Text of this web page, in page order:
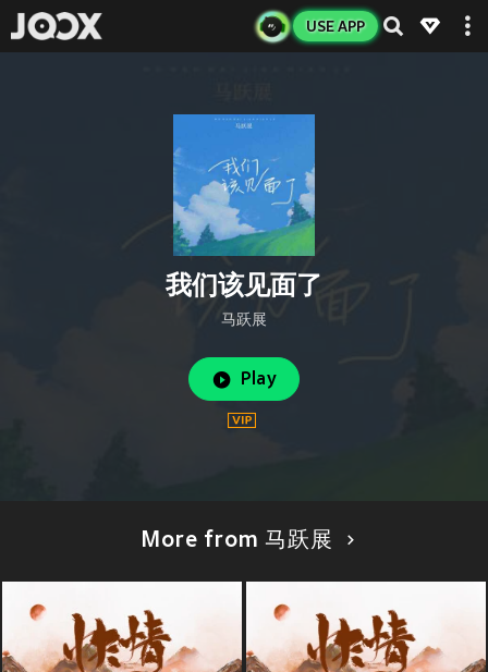
USE APP
我们该见面了
马跃展
Play
More from 马跃展